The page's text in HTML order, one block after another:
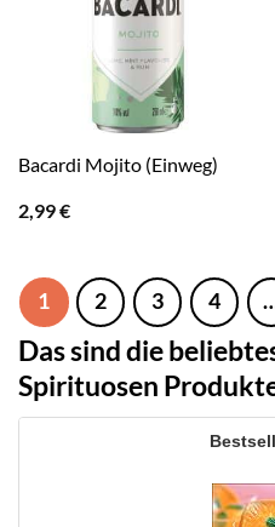
Bacardi Mojito (Einweg)
2,99€
1 2 3 4
Das sind die
Spirituosen